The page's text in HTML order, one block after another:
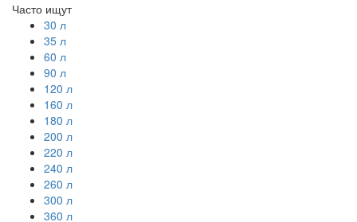
Часто ищут
30 л
35 л
60 л
90 л
120 л
160 л
180 л
200 л
220 л
240 л
260 л
300 л
360 л